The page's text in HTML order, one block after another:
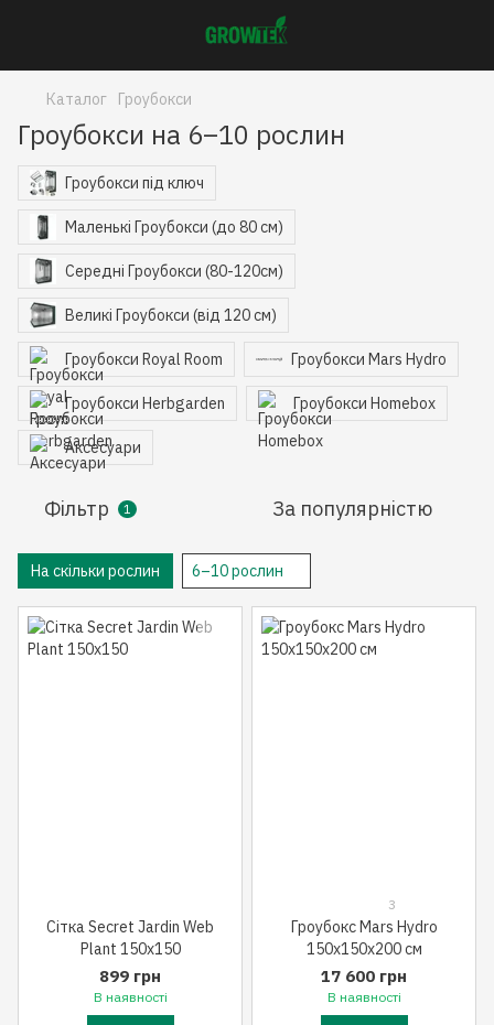
Каталог Гроубокси
Гроубокси на 6–10 рослин
Гроубокси під ключ
Маленькі Гроубокси (до 80 см)
Середні Гроубокси (80-120см)
Великі Гроубокси (від 120 см)
Гроубокси Royal Room Гроубокси Mars Hydro
Гроубокси Herbgarden Гроубокси Homebox
Аксесуари
Фільтр 1 За популярністю
На скільки рослин 6–10 рослин
Сітка Secret Jardin Web
Plant 150x150
899 грн
В наявності
3
Гроубокс Mars Hydro
150x150x200 см
17 600 грн
В наявності